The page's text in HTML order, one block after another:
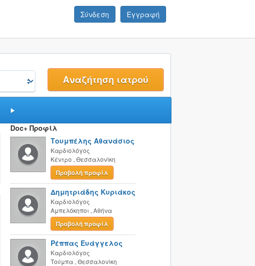
Σύνδεση Εγγραφή
Doc+ Προφίλ
Τουμπέλης Αθανάσιος
Καρδιολόγος
Κέντρο , Θεσσαλονίκη
Προβολή προφίλ
Δημητριάδης Κυριάκος
Καρδιολόγος
Αμπελόκηποι , Αθήνα
Προβολή προφίλ
Ρέππας Ευάγγελος
Καρδιολόγος
Τούμπα , Θεσσαλονίκη